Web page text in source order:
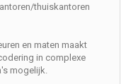
thuiskantoren
en maten maakt
in complexe
mogelijk.